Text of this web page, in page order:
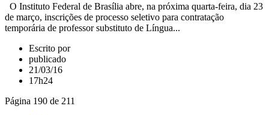
O Instituto Federal de Brasília abre, na próxima quarta-feira, dia 23
de março, inscrições de processo seletivo para contratação
temporária de professor substituto de Língua...
Escrito por
publicado
21/03/16
17h24
Página 190 de 211